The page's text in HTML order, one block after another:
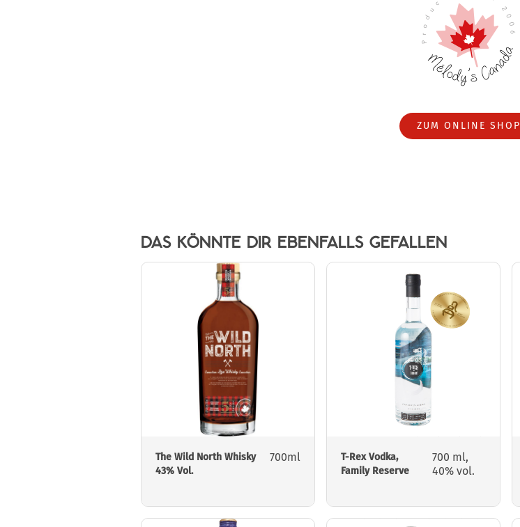
ZUM ONLINE SHOP
DAS KÖNNTE DIR EBENFALLS GEFALLEN
The Wild North Whisky
43% Vol.
700ml
T-Rex Vodka,
Family Reserve
700 ml,
40% vol.